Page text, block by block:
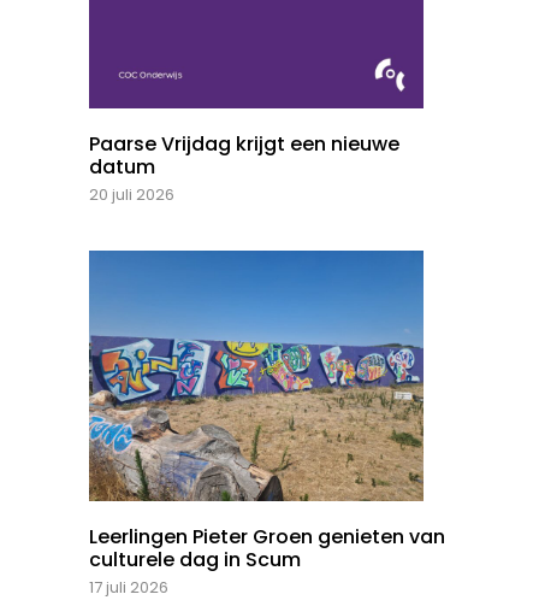
Paarse Vrijdag krijgt een nieuwe
datum
20 juli 2026
Leerlingen Pieter Groen genieten van
culturele dag in Scum
17 juli 2026